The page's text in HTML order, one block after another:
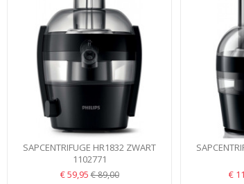
SAPCENTRIFUGE HR1832 ZWART
PHILIPS VIVA
1102771
€ 59,95€ 89,00
€